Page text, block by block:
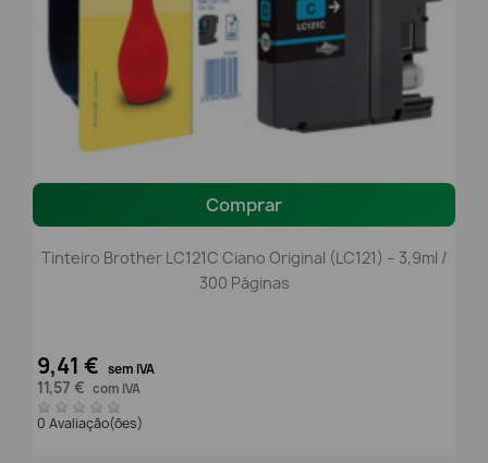
Comprar
Tinteiro Brother LC121C Ciano Original (LC121) – 3,9ml /
300 Páginas
9,41 € sem IVA
11,57 € com IVA
0 Avaliação(ões)